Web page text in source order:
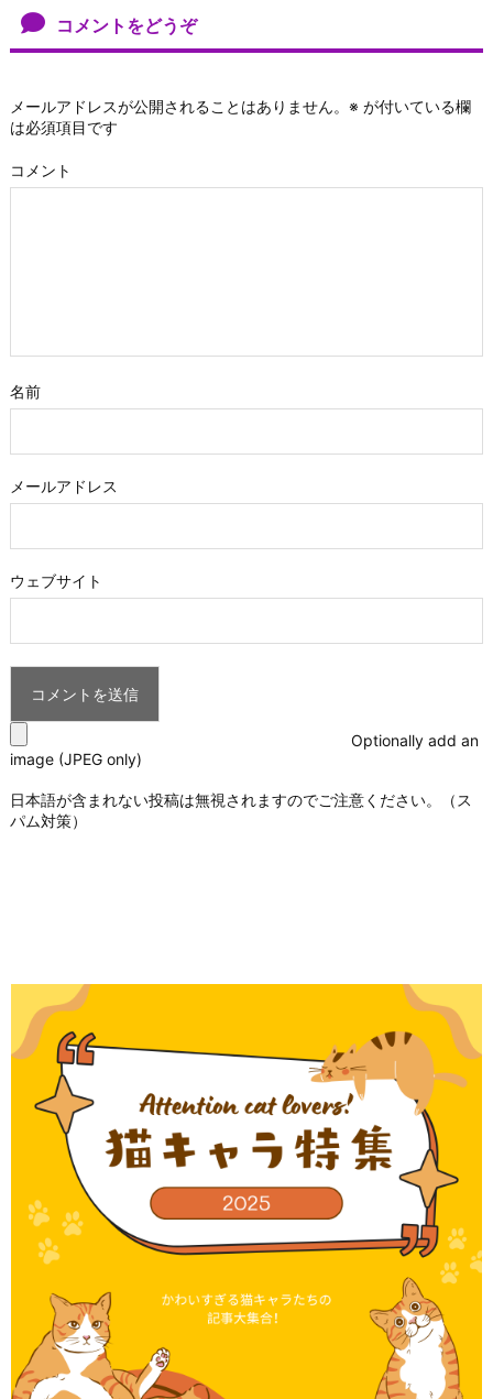
コメントをどうぞ
メールアドレスが公開されることはありません。 ※ が付いている欄
は必須項目です
コメント
名前
メールアドレス
ウェブサイト
Optionally add an
image (JPEG only)
日本語が含まれない投稿は無視されますのでご注意ください。（ス
パム対策）